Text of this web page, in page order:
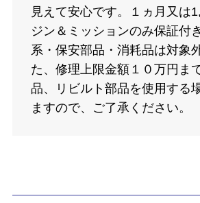
見えて安心です。１ヵ月又は
ジン＆ミッションのみ保証付
系・保安部品・消耗品は対象
た、修理上限金額１０万円ま
品、リビルト部品を使用する
ますので、ご了承ください。